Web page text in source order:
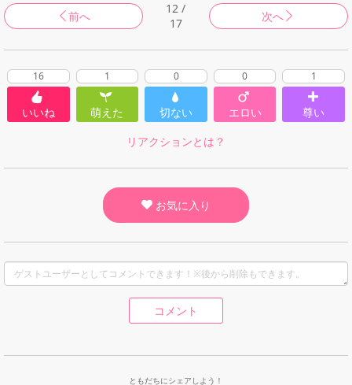
前へ
12 /
17
次へ
16
いいね
1
萌えた
0
切ない
0
エロい
1
尊い
リアクションとは？
お気に入り
コメント
ともだちにシェアしよう！